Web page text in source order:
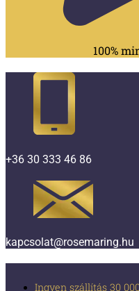
100%
+36 30 333 46 86
kapcsolat@rosemaring.hu
Ingyen szállítás 30